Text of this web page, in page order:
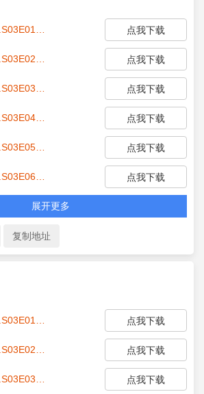
点我下载
点我下载
点我下载
点我下载
点我下载
点我下载
展开更多
点我下载
点我下载
点我下载